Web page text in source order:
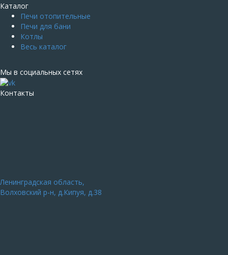
Каталог
Печи отопительные
Печи для бани
Котлы
Весь каталог
Мы в социальных сетях
Контакты
Ленинградская область,
Волховский р-н, д.Кипуя, д.38